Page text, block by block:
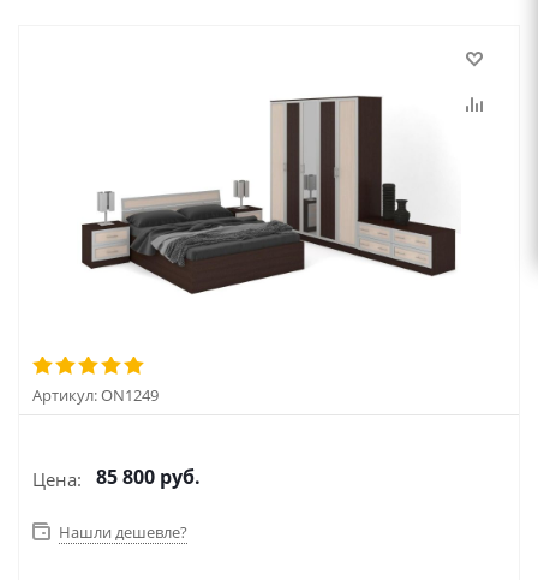
Артикул:ON1249
Цена: 85 800 руб.
Нашли дешевле?